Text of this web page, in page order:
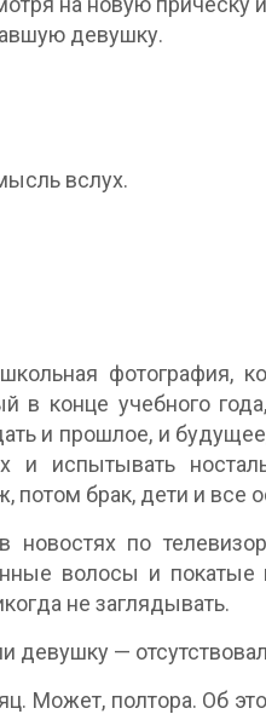
девушку.
вслух.
фотография,
в конце учебного
и прошлое, и
испытывать
потом брак, дети и все
по
волосы и
не заглядывать.
девушку —
Может, полтора. Об